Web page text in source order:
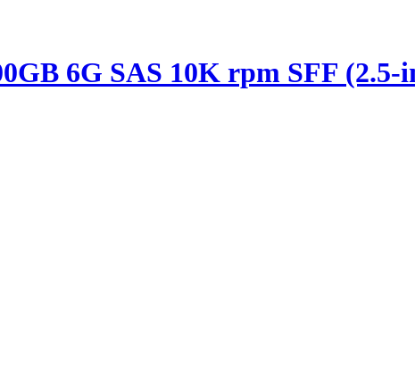
6G SAS 10K rpm SFF (2.5-